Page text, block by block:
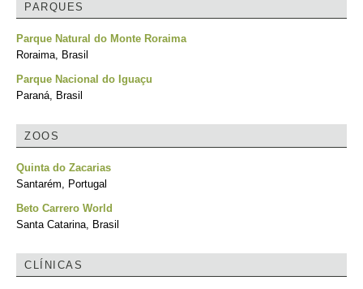
PARQUES
Parque Natural do Monte Roraima
Roraima, Brasil
Parque Nacional do Iguaçu
Paraná, Brasil
ZOOS
Quinta do Zacarias
Santarém, Portugal
Beto Carrero World
Santa Catarina, Brasil
CLÍNICAS